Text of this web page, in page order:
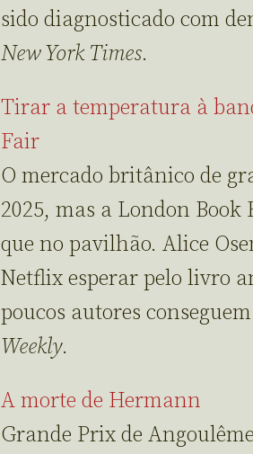
sido diagnosticado com
New York Times.
Tirar a temperatura à
Fair
O mercado britânico de
2025, mas a London Book
que no pavilhão. Alice
Netflix esperar pelo livro
poucos autores
Weekly.
A morte de Hermann
Grande Prix de